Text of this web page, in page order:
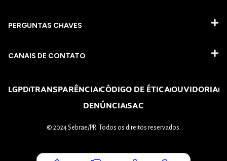
PERGUNTAS CHAVES​
CANAIS DE CONTATO
LGPDTRANSPARÊNCIACÓDIGO DE ÉTICAOUVIDORIA
DENÚNCIASAC
© 2024 Sebrae/PR. Todos os direitos reservados.